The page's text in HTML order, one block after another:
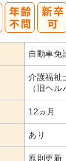
自動車免
介護福祉
（旧ヘル
12ヵ月
あり
原則更新